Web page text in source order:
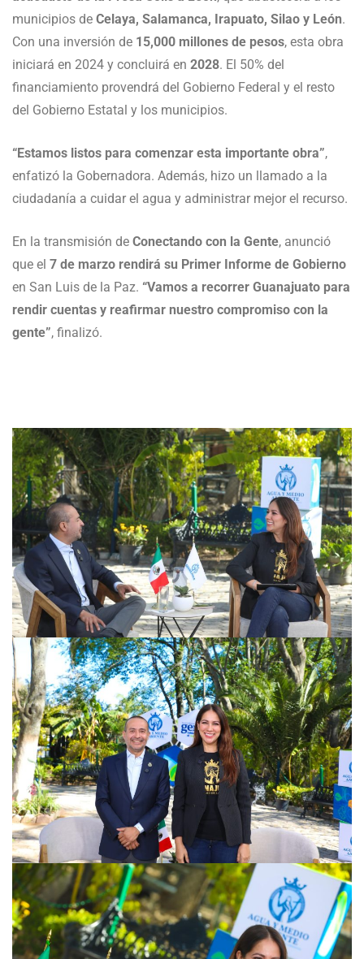
municipios de Celaya, Salamanca, Irapuato, Silao y León.
Con una inversión de 15,000 millones de pesos, esta obra
iniciará en 2024 y concluirá en 2028. El 50% del
financiamiento provendrá del Gobierno Federal y el resto
del Gobierno Estatal y los municipios.
“Estamos listos para comenzar esta importante obra”,
enfatizó la Gobernadora. Además, hizo un llamado a la
ciudadanía a cuidar el agua y administrar mejor el recurso.
En la transmisión de Conectando con la Gente, anunció
que el 7 de marzo rendirá su Primer Informe de Gobierno
en San Luis de la Paz. “Vamos a recorrer Guanajuato para
rendir cuentas y reafirmar nuestro compromiso con la
gente”, finalizó.